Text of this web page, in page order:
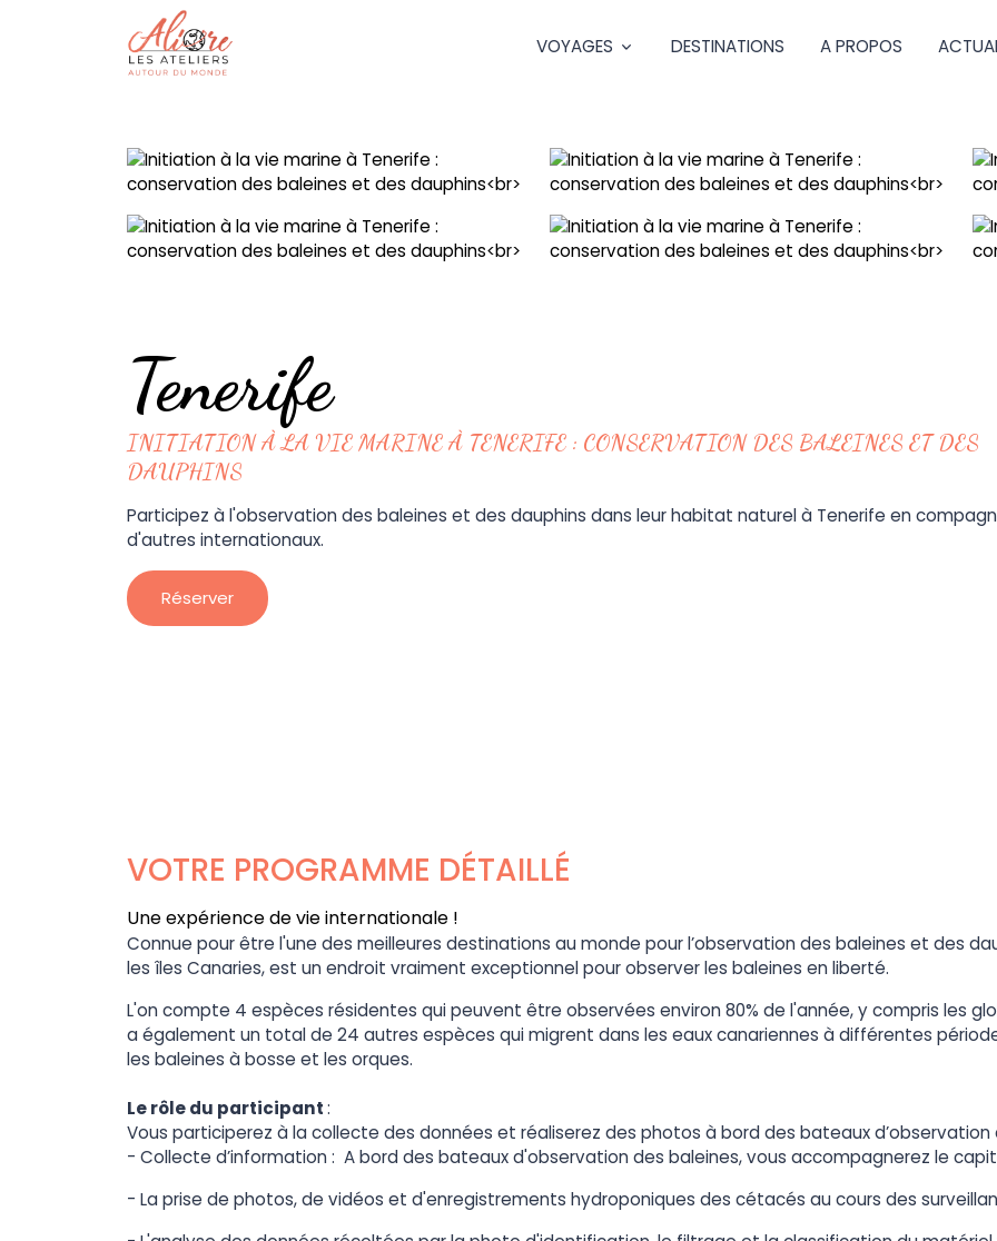
VOYAGES DESTINATIONS A PROPOS
Tenerife
INITIATION À LA VIE MARINE À TENERIFE : CONSERVATION DES BALEINES ET DES
DAUPHINS
Participez à l'observation des baleines et des dauphins dans leur habitat naturel à Tenerife en
d'autres internationaux.
Réserver
VOTRE PROGRAMME DÉTAILLÉ
Une expérience de vie internationale !
Connue pour être l'une des meilleures destinations au monde pour l’observation des baleines et des
les îles Canaries, est un endroit vraiment exceptionnel pour observer les baleines en liberté.
L'on compte 4 espèces résidentes qui peuvent être observées environ 80% de l'année, y compris les
a également un total de 24 autres espèces qui migrent dans les eaux canariennes à différentes
les baleines à bosse et les orques.
Le rôle du participant:
Vous participerez à la collecte des données et réaliserez des photos à bord des bateaux d’observation
- Collecte d’information : A bord des bateaux d'observation des baleines, vous accompagnerez le
- La prise de photos, de vidéos et d'enregistrements hydroponiques des cétacés au cours des